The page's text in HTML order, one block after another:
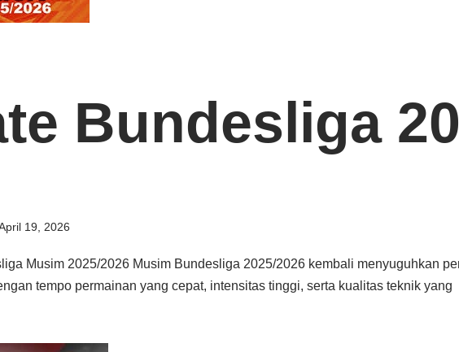
Bundesliga
19, 2026
Musim 2025/2026 Musim Bundesliga 2025/2026 kembali menyuguhkan
tempo permainan yang cepat, intensitas tinggi, serta kualitas teknik yang